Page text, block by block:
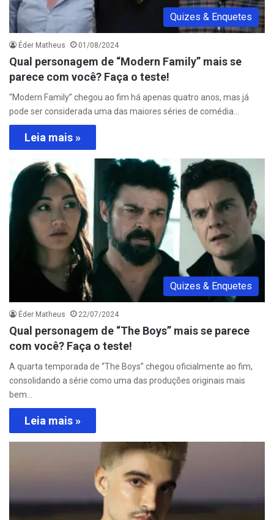
Quizes & Enquetes
Éder Matheus 01/08/2024
Qual personagem de “Modern Family” mais se
parece com você? Faça o teste!
“Modern Family” chegou ao fim há apenas quatro anos, mas já
pode ser considerada uma das maiores séries de comédia…
Leia mais »
Quizes & Enquetes
Éder Matheus 22/07/2024
Qual personagem de “The Boys” mais se parece
com você? Faça o teste!
A quarta temporada de “The Boys” chegou oficialmente ao fim,
consolidando a série como uma das produções originais mais
bem…
Leia mais »